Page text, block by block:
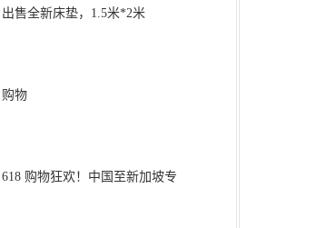
出售全新床垫，1.5米*2米
购物
618 购物狂欢！中国至新加坡专